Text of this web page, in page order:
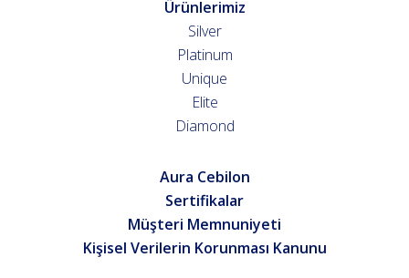
Ürünlerimiz
Silver
Platinum
Unique
Elite
Diamond
Aura Cebilon
Sertifikalar
Müşteri Memnuniyeti
Kişisel Verilerin Korunması Kanunu